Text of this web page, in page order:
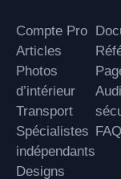
Compte Pro
Articles
Photos
d’intérieur
Transport
Spécialistes
indépendants
Designs
FAQ